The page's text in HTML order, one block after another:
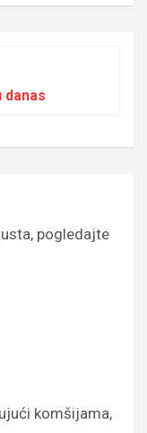
danas
pogledajte
komšijama,